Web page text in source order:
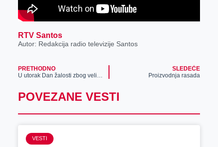
RTV Santos
Autor: Redakcija radio televizije Santos
PRETHODNO
SLEDEĆE
Proizvodnja rasada
POVEZANE VESTI
VESTI